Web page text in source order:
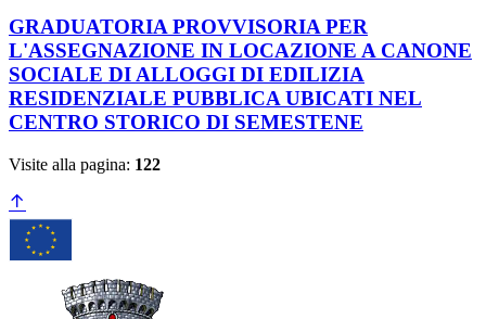
GRADUATORIA PROVVISORIA PER
L'ASSEGNAZIONE IN LOCAZIONE A CANONE
SOCIALE DI ALLOGGI DI EDILIZIA
RESIDENZIALE PUBBLICA UBICATI NEL
CENTRO STORICO DI SEMESTENE
Visite alla pagina: 122